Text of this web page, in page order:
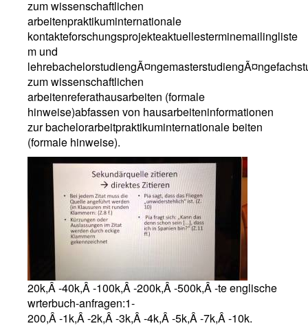
zum wissenschaftlichen
arbeitenpraktikuminternationale
kontakteforschungsprojekteaktuellesterminemailingliste
m und
zum wissenschaftlichen
arbeitenreferathausarbeiten (formale
hinweise)abfassen von hausarbeiteninformationen
zur bachelorarbeitpraktikuminternationale beiten
(formale hinweise).
20k,Â -40k,Â -100k,Â -200k,Â -500k,Â -te englische
wrterbuch-anfragen:1-
200,Â -1k,Â -2k,Â -3k,Â -4k,Â -5k,Â -7k,Â -10k.